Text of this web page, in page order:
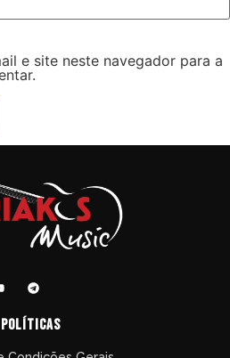
e site neste navegador para a
políticas